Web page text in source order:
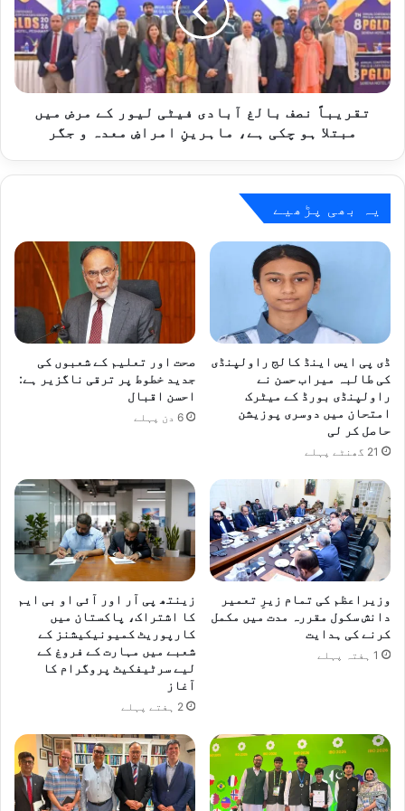
فیٹی
لیور
کے
مرض
میں
مبتلا
معدہ
و
تقریباً نصف بالغ آبادی فیٹی لیور کے مرض میں
مبتلا ہو چکی ہے، ماہرینِ امراضِ معدہ و جگر
یہ بھی پڑھیے
ڈی پی ایس اینڈ کالج راولپنڈی
کی طالبہ میراب حسن نے
راولپنڈی بورڈ کے میٹرک
امتحان میں دوسری پوزیشن
حاصل کر لی
21 گھنٹے پہلے
صحت اور تعلیم کے شعبوں کی
جدید خطوط پر ترقی ناگزیر ہے:
احسن اقبال
6 دن پہلے
وزیراعظم کی تمام زیرِ تعمیر
دانش سکول مقررہ مدت میں مکمل
کرنے کی ہدایت
1 ہفتہ پہلے
زینتھ پی آر اور آئی او بی ایم
کا اشتراک، پاکستان میں
کارپوریٹ کمیونیکیشنز کے
شعبے میں مہارت کے فروغ کے
لیے سرٹیفکیٹ پروگرام کا
آغاز
2 ہفتے پہلے